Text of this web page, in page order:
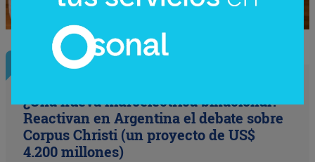
InfoConstrucción
¿Una nueva hidroeléctrica binacional?
Reactivan en Argentina el debate sobre
Corpus Christi (un proyecto de US$
4.200 millones)